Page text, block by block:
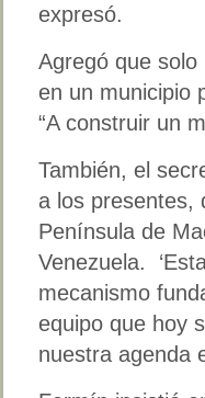
expresó.
Agregó que
en un municipio
“A construir un
También, el
a los presentes,
Península de
Venezuela.
mecanismo
equipo que hoy
nuestra agenda